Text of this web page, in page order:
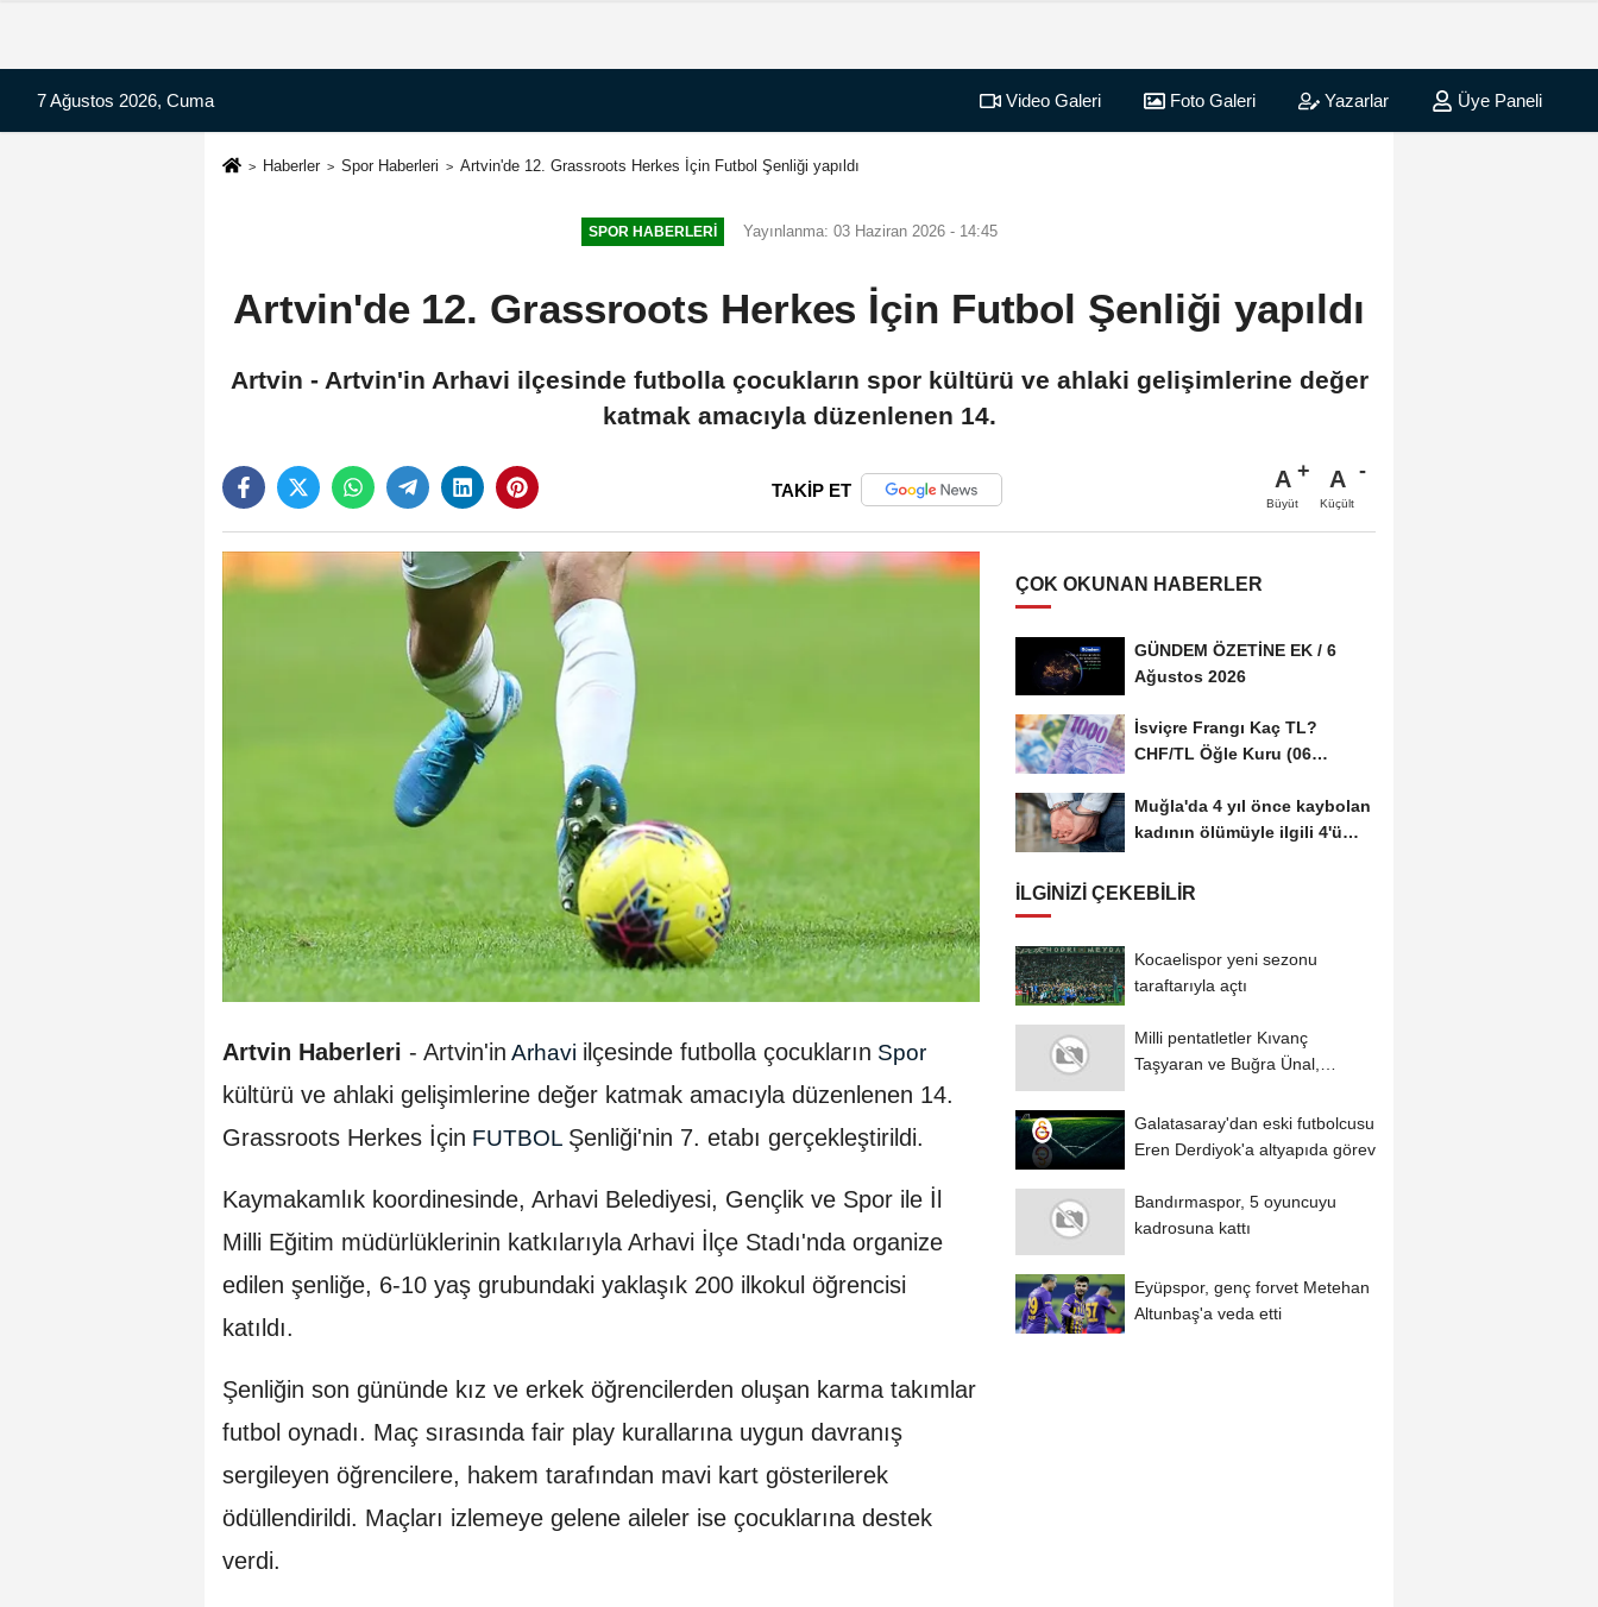
7 Ağustos 2026, Cuma Video Galeri Foto Galeri Yazarlar Üye Paneli
Haberler Spor Haberleri Artvin'de 12. Grassroots Herkes İçin Futbol Şenliği yapıldı
SPOR HABERLERI Yayınlanma: 03 Haziran 2026 - 14:45
Artvin'de 12. Grassroots Herkes İçin Futbol Şenliği yapıldı
Artvin - Artvin'in Arhavi ilçesinde futbolla çocukların spor kültürü ve ahlaki gelişimlerine değer
katmak amacıyla düzenlenen 14.
TAKİP ET A
Büyüt
A
Küçült
Artvin Haberleri - Artvin'in Arhavi ilçesinde futbolla çocukların Spor
kültürü ve ahlaki gelişimlerine değer katmak amacıyla düzenlenen 14.
Grassroots Herkes İçin FUTBOL Şenliği'nin 7. etabı gerçekleştirildi.
Kaymakamlık koordinesinde, Arhavi Belediyesi, Gençlik ve Spor ile İl
Milli Eğitim müdürlüklerinin katkılarıyla Arhavi İlçe Stadı'nda organize
edilen şenliğe, 6-10 yaş grubundaki yaklaşık 200 ilkokul öğrencisi
katıldı.
Şenliğin son gününde kız ve erkek öğrencilerden oluşan karma takımlar
futbol oynadı. Maç sırasında fair play kurallarına uygun davranış
sergileyen öğrencilere, hakem tarafından mavi kart gösterilerek
ödüllendirildi. Maçları izlemeye gelene aileler ise çocuklarına destek
verdi.
ÇOK OKUNAN HABERLER
GÜNDEM ÖZETİNE EK / 6
Ağustos 2026
İsviçre Frangı Kaç TL?
CHF/TL Öğle Kuru (06
Muğla'da 4 yıl önce kaybolan
kadının ölümüyle ilgili 4'ü
İLGINIZI ÇEKEBILIR
Kocaelispor yeni sezonu
taraftarıyla açtı
Milli pentatletler Kıvanç
Taşyaran ve Buğra Ünal,
Galatasaray'dan eski futbolcusu
Eren Derdiyok'a altyapıda görev
Bandırmaspor, 5 oyuncuyu
kadrosuna kattı
Eyüpspor, genç forvet Metehan
Altunbaş'a veda etti